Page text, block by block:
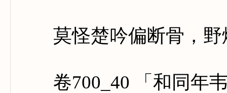
莫怪楚吟偏断骨，野
卷700_40 「和同年韦